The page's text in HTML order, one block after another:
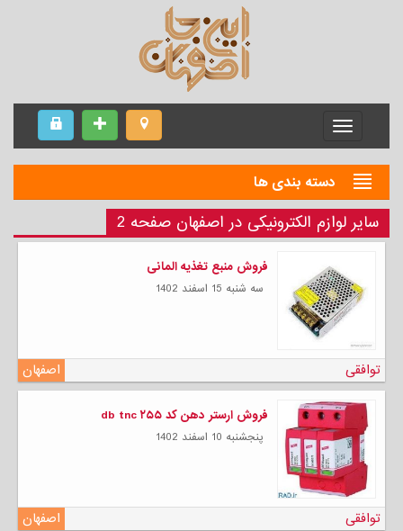
Menu
دسته بندی ها
سایر لوازم الکترونیکی در اصفهان صفحه 2
فروش منبع تغذیه المانی
سه شنبه 15 اسفند 1402
اصفهان توافقی
فروش ارستر دهن کد db tnc ۲۵۵
پنجشنبه 10 اسفند 1402
اصفهان توافقی